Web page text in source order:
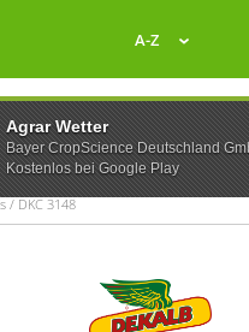
Agrar Wetter
Bayer CropScience Deutschland
Kostenlos bei Google Play
A-Z
/ DKC 3148